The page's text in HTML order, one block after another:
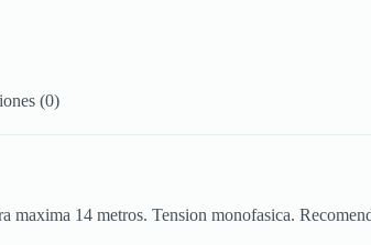
(0)
14 metros. Tension monofasica.